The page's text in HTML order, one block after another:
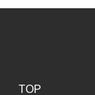
TOP